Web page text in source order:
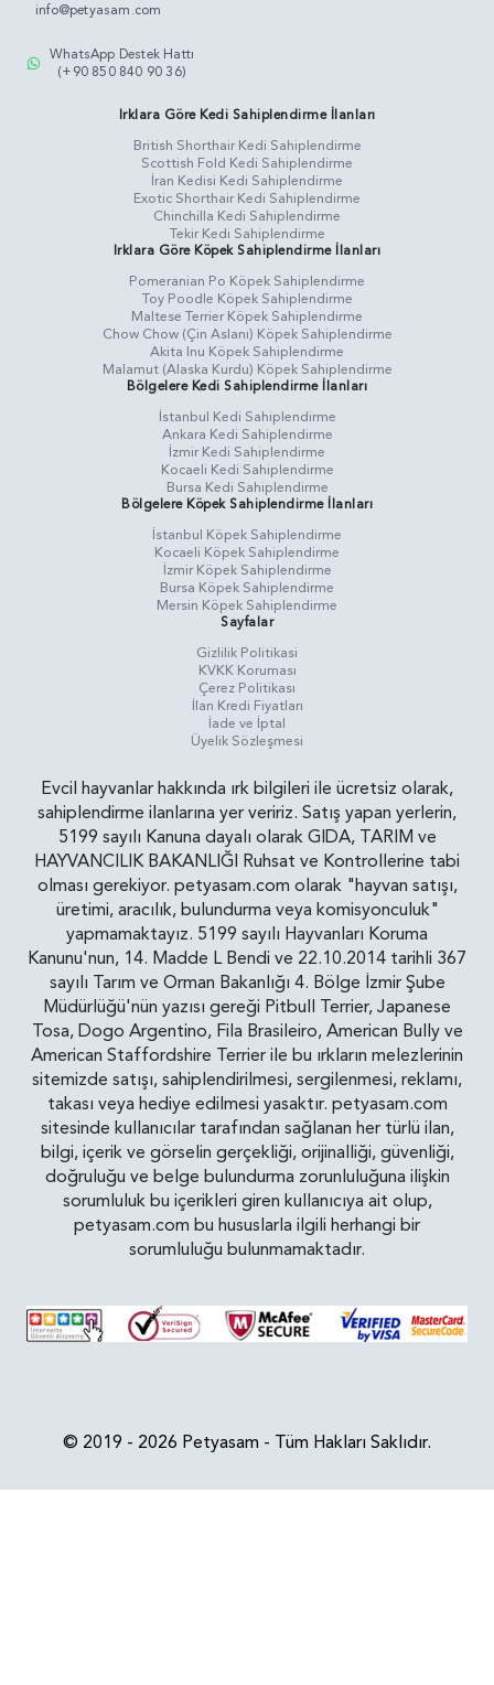
info@petyasam.com
WhatsApp Destek Hattı
(+90 850 840 90 36)
Irklara Göre Kedi Sahiplendirme İlanları
British Shorthair Kedi Sahiplendirme
Scottish Fold Kedi Sahiplendirme
İran Kedisi Kedi Sahiplendirme
Exotic Shorthair Kedi Sahiplendirme
Chinchilla Kedi Sahiplendirme
Tekir Kedi Sahiplendirme
Irklara Göre Köpek Sahiplendirme İlanları
Pomeranian Po Köpek Sahiplendirme
Toy Poodle Köpek Sahiplendirme
Maltese Terrier Köpek Sahiplendirme
Chow Chow (Çin Aslanı) Köpek Sahiplendirme
Akita Inu Köpek Sahiplendirme
Malamut (Alaska Kurdu) Köpek Sahiplendirme
Bölgelere Kedi Sahiplendirme İlanları
İstanbul Kedi Sahiplendirme
Ankara Kedi Sahiplendirme
İzmir Kedi Sahiplendirme
Kocaeli Kedi Sahiplendirme
Bursa Kedi Sahiplendirme
Bölgelere Köpek Sahiplendirme İlanları
İstanbul Köpek Sahiplendirme
Kocaeli Köpek Sahiplendirme
İzmir Köpek Sahiplendirme
Bursa Köpek Sahiplendirme
Mersin Köpek Sahiplendirme
Sayfalar
Gizlilik Politikasi
KVKK Koruması
Çerez Politikası
İlan Kredi Fiyatları
İade ve İptal
Üyelik Sözleşmesi
Evcil hayvanlar hakkında ırk bilgileri ile ücretsiz olarak,
sahiplendirme ilanlarına yer veririz. Satış yapan yerlerin,
5199 sayılı Kanuna dayalı olarak GIDA, TARIM ve
HAYVANCILIK BAKANLIĞI Ruhsat ve Kontrollerine tabi
olması gerekiyor. petyasam.com olarak "hayvan satışı,
üretimi, aracılık, bulundurma veya komisyonculuk"
yapmamaktayız. 5199 sayılı Hayvanları Koruma
Kanunu'nun, 14. Madde L Bendi ve 22.10.2014 tarihli 367
sayılı Tarım ve Orman Bakanlığı 4. Bölge İzmir Şube
Müdürlüğü'nün yazısı gereği Pitbull Terrier, Japanese
Tosa, Dogo Argentino, Fila Brasileiro, American Bully ve
American Staffordshire Terrier ile bu ırkların melezlerinin
sitemizde satışı, sahiplendirilmesi, sergilenmesi, reklamı,
takası veya hediye edilmesi yasaktır. petyasam.com
sitesinde kullanıcılar tarafından sağlanan her türlü ilan,
bilgi, içerik ve görselin gerçekliği, orijinalliği, güvenliği,
doğruluğu ve belge bulundurma zorunluluğuna ilişkin
sorumluluk bu içerikleri giren kullanıcıya ait olup,
petyasam.com bu hususlarla ilgili herhangi bir
sorumluluğu bulunmamaktadır.
© 2019 - 2026 Petyasam - Tüm Hakları Saklıdır.